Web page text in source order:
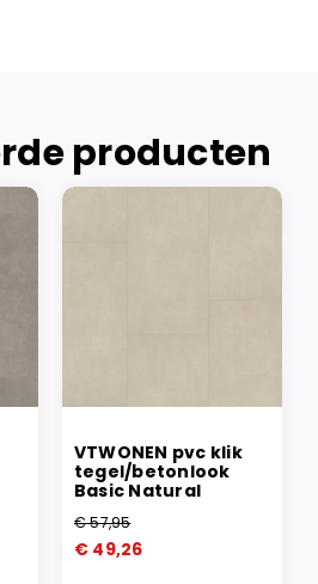
producten
VTWONEN pvc klik
tegel/betonlook
Basic Natural
€57,95
Oorspronkelijke
€ 49,26
Huidige